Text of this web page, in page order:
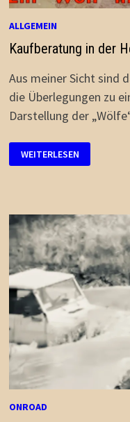
ALLGEMEIN
Kaufberatung in der
Aus meiner Sicht sind
die Überlegungen zu
Darstellung der
IN
DER
WEITERLESEN
ONROAD